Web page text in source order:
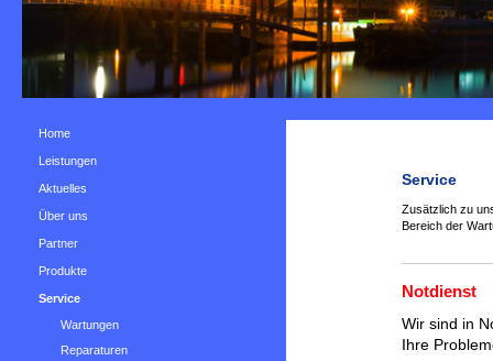
Service
Zusätzlich zu
Bereich der
Notdienst
Wir sind in
Ihre
Home
Leistungen
Aktuelles
Über uns
Partner
Produkte
Service
Wartungen
Reparaturen